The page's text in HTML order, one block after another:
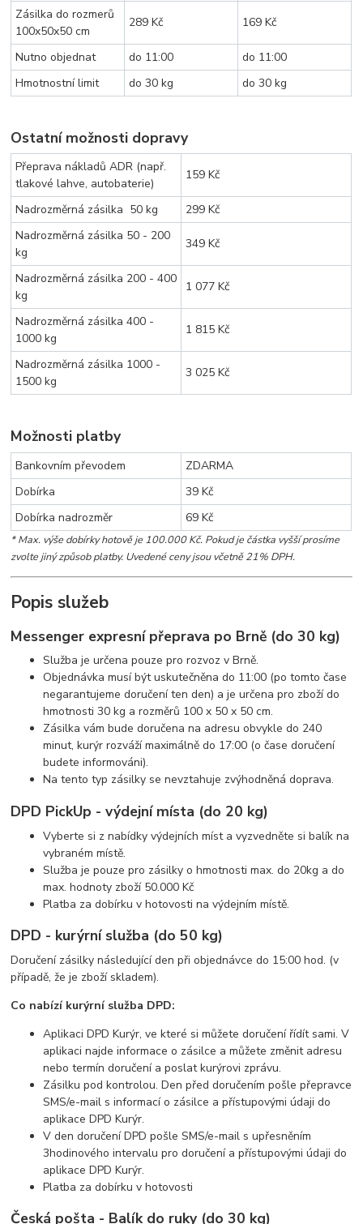
Zásilka do rozmerů
100x50x50 cm
289 Kč 169 Kč
Nutno objednat do 11:00
do 11:00
Hmotnostní limit
do 30 kg do 30 kg
Ostatní možnosti dopravy
Přeprava nákladů ADR (např.
tlakové lahve, autobaterie)
159 Kč
Nadrozměrná zásilka 50 kg
299 Kč
Nadrozměrná zásilka 50 - 200
kg
349 Kč
Nadrozměrná zásilka 200 - 400
kg
1 077 Kč
Nadrozměrná zásilka 400 -
1000 kg
1 815 Kč
Nadrozměrná zásilka 1000 -
1500 kg
3 025 Kč
Možnosti platby
Bankovním převodem
ZDARMA
Dobírka
39 Kč
Dobírka nadrozměr
69 Kč
* Max. výše dobírky hotově je 100.000 Kč. Pokud je částka vyšší prosíme
zvolte jiný způsob platby. Uvedené ceny jsou včetně 21% DPH.
Popis služeb
Messenger expresní přeprava po Brně (do 30 kg)
Služba je určena pouze pro rozvoz v Brně.
Objednávka musí být uskutečněna do 11:00 (po tomto čase
negarantujeme doručení ten den) a je určena pro zboží do
hmotnosti 30 kg a rozměrů 100 x 50 x 50 cm.
Zásilka vám bude doručena na adresu obvykle do 240
minut, kurýr rozváží maximálně do 17:00 (o čase doručení
budete informováni).
Na tento typ zásilky se nevztahuje zvýhodněná doprava.
DPD PickUp - výdejní místa (do 20 kg)
Vyberte si z nabídky výdejních míst a vyzvedněte si balík na
vybraném místě.
Služba je pouze pro zásilky o hmotnosti max. do 20kg a do
max. hodnoty zboží 50.000 Kč
Platba za dobírku v hotovosti na výdejním místě.
DPD - kurýrní služba (do 50 kg)
Doručení zásilky následující den při objednávce do 15:00 hod. (v
případě, že je zboží skladem).
Co nabízí kurýrní služba DPD:
Aplikaci DPD Kurýr, ve které si můžete doručení řídít sami. V
aplikaci najde informace o zásilce a můžete změnit adresu
nebo termín doručení a poslat kurýrovi zprávu.
Zásilku pod kontrolou. Den před doručením pošle přepravce
SMS/e-mail s informací o zásilce a přístupovými údaji do
aplikace DPD Kurýr.
V den doručení DPD pošle SMS/e-mail s upřesněním
3hodinového intervalu pro doručení a přístupovými údaji do
aplikace DPD Kurýr.
Platba za dobírku v hotovosti
Česká pošta - Balík do ruky (do 30 kg)